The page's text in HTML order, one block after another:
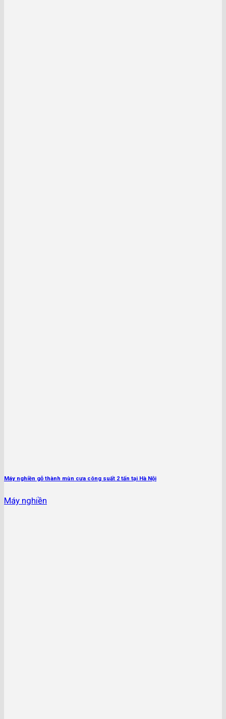
Máy nghiền gỗ thành mùn cưa công suất 2 tấn tại Hà Nội
Máy nghiền